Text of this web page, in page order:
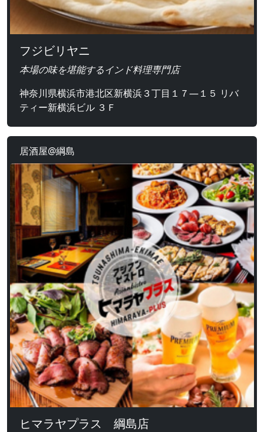
フジビリヤニ
本場の味を堪能するインド料理専門店
神奈川県横浜市港北区新横浜３丁目１７―１５ リバ
ティー新横浜ビル ３Ｆ
居酒屋@綱島
ヒマラヤプラス 綱島店